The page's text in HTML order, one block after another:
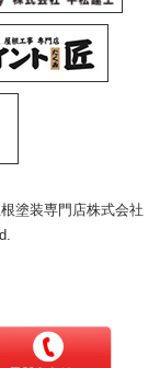
塗装専門店株式会社